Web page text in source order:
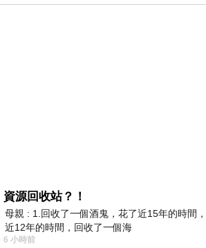
資源回收站？！
母親 : 1.回收了一個酒鬼，花了近15年的
近12年的時間，回收了一個海
6 小時前